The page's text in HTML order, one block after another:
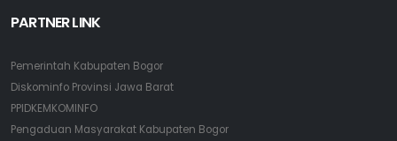
PARTNER LINK
Pemerintah Kabupaten Bogor
Diskominfo Provinsi Jawa Barat
PPIDKEMKOMINFO
Pengaduan Masyarakat Kabupaten Bogor